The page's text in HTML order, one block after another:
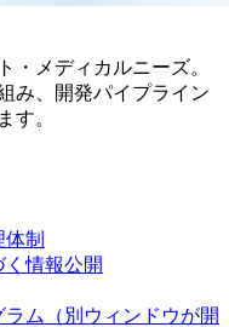
・メディカルニーズ。
み、開発パイプライン
す。
制
情報公開
ラム
（別ウィンドウが開